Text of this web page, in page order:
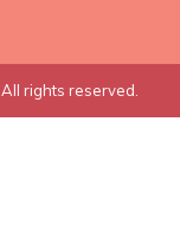
All rights reserved.